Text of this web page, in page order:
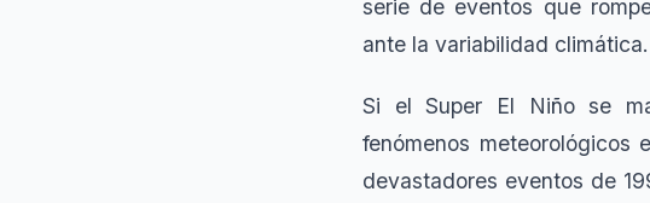
serie de eventos que
ante la variabilidad climática.
Si el Super El Niño se
fenómenos meteorológicos
devastadores eventos de